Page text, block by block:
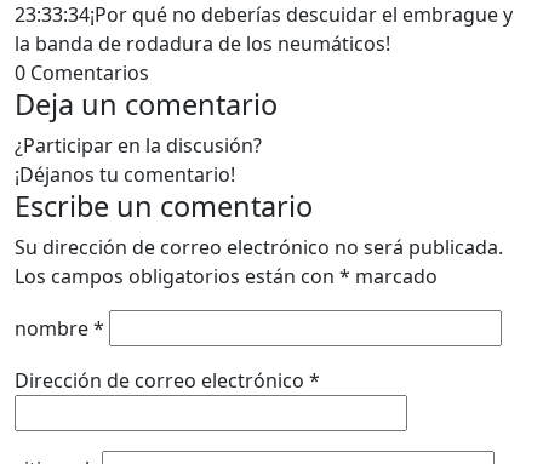
23:33:34¡Por qué no deberías descuidar el embrague y
la banda de rodadura de los neumáticos!
0 Comentarios
Deja un comentario
¿Participar en la discusión?
¡Déjanos tu comentario!
Escribe un comentario
Su dirección de correo electrónico no será publicada.
Los campos obligatorios están con * marcado
nombre*
Dirección de correo electrónico *